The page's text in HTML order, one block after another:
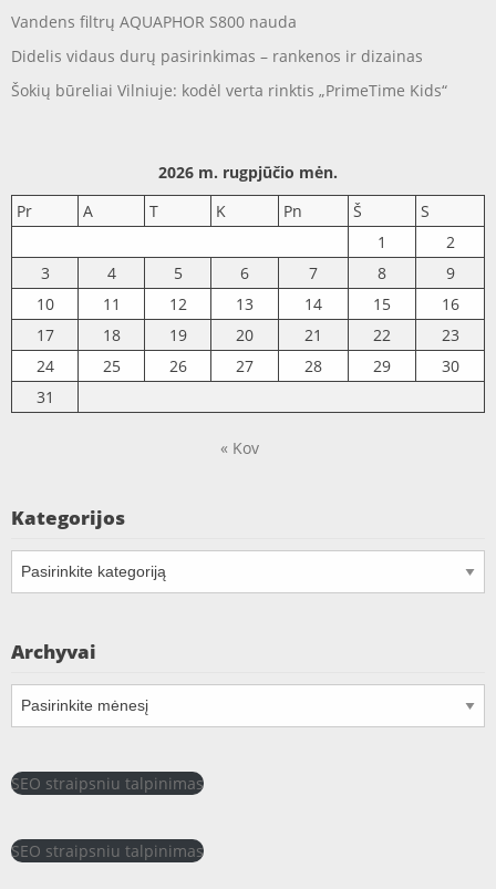
Vandens filtrų AQUAPHOR S800 nauda
Didelis vidaus durų pasirinkimas – rankenos ir dizainas
Šokių būreliai Vilniuje: kodėl verta rinktis „PrimeTime Kids“
2026 m. rugpjūčio mėn.
Pr
A T K Pn Š
S
1
2
3
4 5 6 7 8
9
10
11 12 13 14 15
16
17
18 19 20 21 22
23
24
25 26 27 28 29
30
31
« Kov
Kategorijos
Kategorijos
Archyvai
Archyvai
SEO straipsniu talpinimas
SEO straipsniu talpinimas